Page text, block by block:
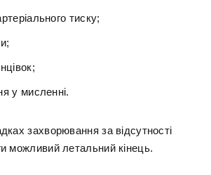
тиску;
у мисленні.
захворювання за відсутності
можливий летальний кінець.